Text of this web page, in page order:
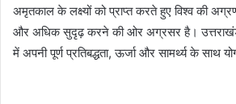
अमृतकाल के लक्ष्यों को प्राप्त करते हुए विश्व की
और अधिक सुदृढ़ करने की ओर अग्रसर है। उत्तराखंड
में अपनी पूर्ण प्रतिबद्धता, ऊर्जा और सामर्थ्य के साथ